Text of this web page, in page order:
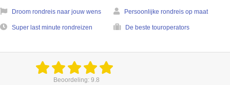
Droom rondreis naar jouw wens
Super last minute rondreizen
Persoonlijke rondreis op maat
De beste touroperators
Beoordeling: 9.8